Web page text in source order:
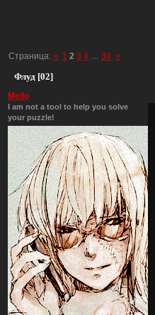
Флуд [02]
Страница:« 1 2 3 4 34 »
Mello
I am not a tool to help you solve
your puzzle!